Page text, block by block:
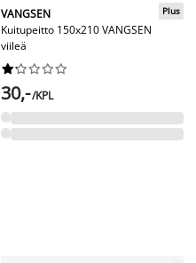
VANGSEN
Kuitupeitto 150x210 VANGSEN
viileä
Plus






30,-/KPL